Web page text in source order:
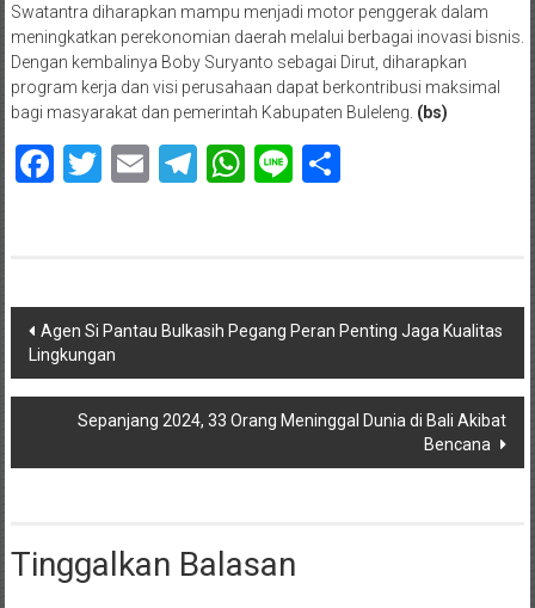
Swatantra diharapkan mampu menjadi motor penggerak dalam
meningkatkan perekonomian daerah melalui berbagai inovasi bisnis.
Dengan kembalinya Boby Suryanto sebagai Dirut, diharapkan
program kerja dan visi perusahaan dapat berkontribusi maksimal
bagi masyarakat dan pemerintah Kabupaten Buleleng. (bs)
Facebook
Twitter
EmailTelegram
WhatsApp
LineShare
Navigasi
pos
Agen Si Pantau Bulkasih Pegang Peran Penting Jaga Kualitas
Lingkungan
Sepanjang 2024, 33 Orang Meninggal Dunia di Bali Akibat
Bencana
Tinggalkan Balasan